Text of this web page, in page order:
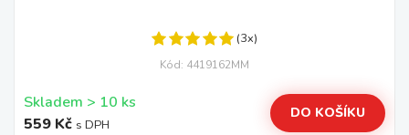
(3x)
Kód: 4419162MM
Skladem > 10 ks
559 Kč s DPH
DO KOŠÍKU